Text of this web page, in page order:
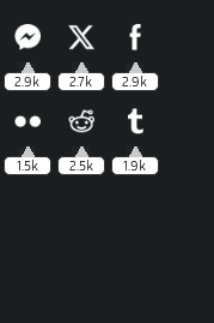
2.9k 2.7k 2.9k
1.5k 2.5k 1.9k